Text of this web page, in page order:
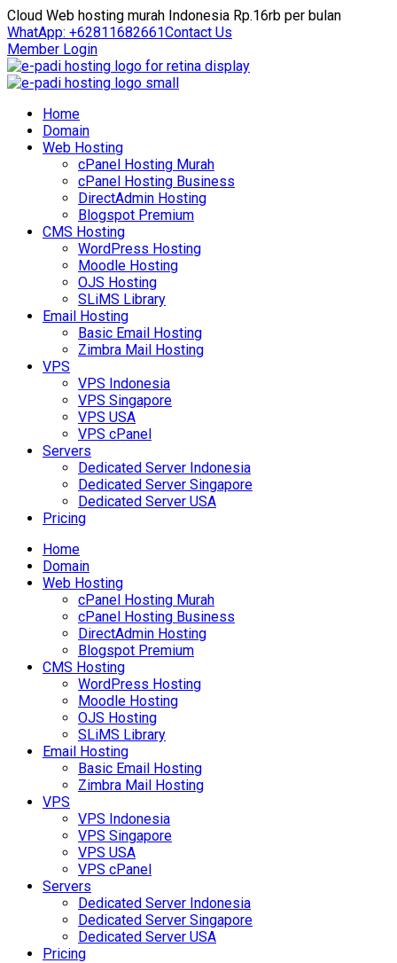
Cloud Web hosting murah Indonesia Rp.16rb per bulan
WhatApp: +62811682661Contact Us
Member Login
Home
Domain
Web Hosting
cPanel Hosting Murah
cPanel Hosting Business
DirectAdmin Hosting
Blogspot Premium
CMS Hosting
WordPress Hosting
Moodle Hosting
OJS Hosting
SLiMS Library
Email Hosting
Basic Email Hosting
Zimbra Mail Hosting
VPS
VPS Indonesia
VPS Singapore
VPS USA
VPS cPanel
Servers
Dedicated Server Indonesia
Dedicated Server Singapore
Dedicated Server USA
Pricing
Home
Domain
Web Hosting
cPanel Hosting Murah
cPanel Hosting Business
DirectAdmin Hosting
Blogspot Premium
CMS Hosting
WordPress Hosting
Moodle Hosting
OJS Hosting
SLiMS Library
Email Hosting
Basic Email Hosting
Zimbra Mail Hosting
VPS
VPS Indonesia
VPS Singapore
VPS USA
VPS cPanel
Servers
Dedicated Server Indonesia
Dedicated Server Singapore
Dedicated Server USA
Pricing